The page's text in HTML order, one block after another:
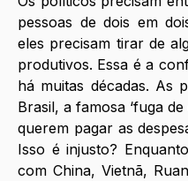
pessoas de dois em
eles precisam tirar de
produtivos. Essa é a
há muitas décadas. As
Brasil, a famosa ‘fuga
querem pagar as
Isso é injusto?
com China, Vietnã,